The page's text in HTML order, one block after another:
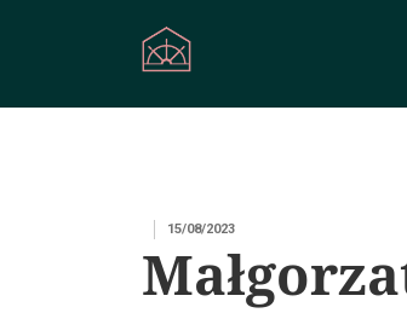
15/08/2023